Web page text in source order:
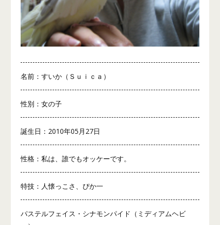
名前：すいか（Ｓｕｉｃａ）
性別：女の子
誕生日：2010年05月27日
性格：私は、誰でもオッケーです。
特技：人懐っこさ、ぴか一
パステルフェイス・シナモンパイド（ミディアムヘビ